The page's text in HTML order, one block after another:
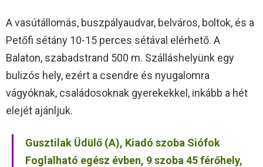
A vasútállomás, buszpályaudvar, belváros, boltok, és a
Petőfi sétány 10-15 perces sétával elérhető. A
Balaton, szabadstrand 500 m. Szálláshelyünk egy
bulizós hely, ezért a csendre és nyugalomra
vágyóknak, családosoknak gyerekekkel, inkább a hét
elejét ajánljuk.
Gusztilak Üdülő (A), Kiadó szoba Siófok
Foglalható egész évben, 9 szoba 45 férőhely,